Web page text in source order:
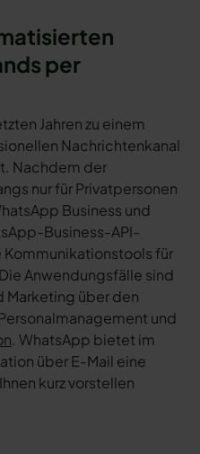
per
Jahren zu einem
Nachrichtenkanal
Nachdem der
nur für Privatpersonen
Business und
Business-API-
für
Anwendungsfälle sind
Marketing über den
und
. WhatsApp bietet im
über E-Mail eine
kurz vorstellen